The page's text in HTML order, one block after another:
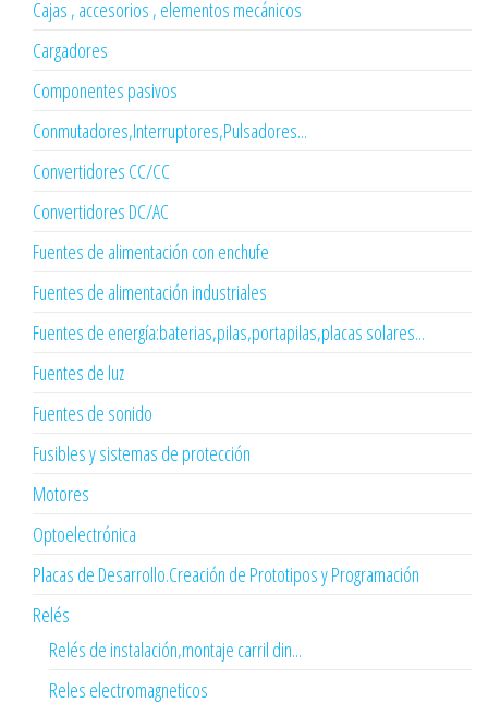
Cajas , accesorios , elementos mecánicos
Cargadores
Componentes pasivos
Conmutadores,Interruptores,Pulsadores...
Convertidores CC/CC
Convertidores DC/AC
Fuentes de alimentación con enchufe
Fuentes de alimentación industriales
Fuentes de energía:baterias,pilas,portapilas,placas solares...
Fuentes de luz
Fuentes de sonido
Fusibles y sistemas de protección
Motores
Optoelectrónica
Placas de Desarrollo.Creación de Prototipos y Programación
Relés
Relés de instalación,montaje carril din...
Reles electromagneticos